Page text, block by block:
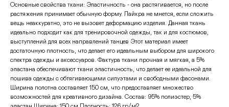
Основные свойства ткани: Эластичность - она растягивается, но после
растяжения принимает обычную форму. Лайкра не мнется, если сложить
вещь неаккуратно, это не вызовет деформацию изделия. Данная ткань
идеально подходит как для тренировочной одежды, так и для костюмов,
выступлений для всех направлений танцев Этот материал имеет
достаточную плотность, что делает его идеальным выбором для широкого
спектра одежды и аксессуаров. Фактура ткани прочная и мягкая, а 5%
эластана обеспечивают ткани эластичность, что делает ее идеальной для
пошива одежды с обтягивающими силуэтами и свободными фасонами.
Ширина полотна составляет 150 см, что предоставляет множество
возможностей для креативного дизайна. Состав: 95% полиэстер, 5%